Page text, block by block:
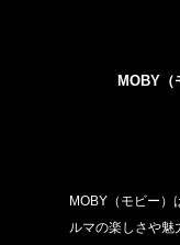
MOBY（
MOBY（モビー）
ルマの楽しさや魅